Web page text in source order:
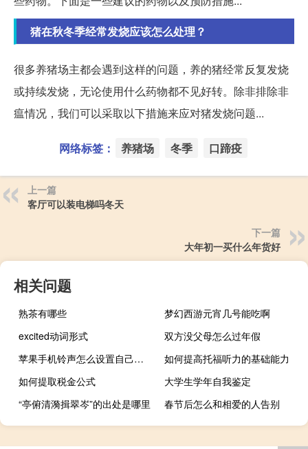
猪在秋冬季经常发烧应该怎么处理？
很多养猪场主都会遇到这样的问题，养的猪经常反复发烧
或持续发烧，无论使用什么药物都不见好转。除非排除非
瘟情况，我们可以采取以下措施来应对猪发烧问题...
网络标签： 养猪场 冬季 口蹄疫
上一篇
客厅可以装电梯吗冬天
下一篇
大年初一买什么年货好
相关问题
熟茶有哪些
梦幻西游元宵几号能吃啊
excited动词形式
双方没父母怎么过年假
苹果手机铃声怎么设置自己的歌（苹果手机铃音）
如何提高托福听力的基础能力
如何提取税金公式
大学生学年自我鉴定
“亭俯清漪揖翠岑”的出处是哪里
春节后怎么和相爱的人告别